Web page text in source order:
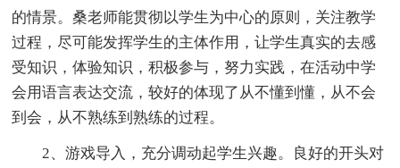
的情景。桑老师能贯彻以学生为中心的原则，关注教学
过程，尽可能发挥学生的主体作用，让学生真实的去感
受知识，体验知识，积极参与，努力实践，在活动中学
会用语言表达交流，较好的体现了从不懂到懂，从不会
到会，从不熟练到熟练的过程。
2、游戏导入，充分调动起学生兴趣。良好的开头对